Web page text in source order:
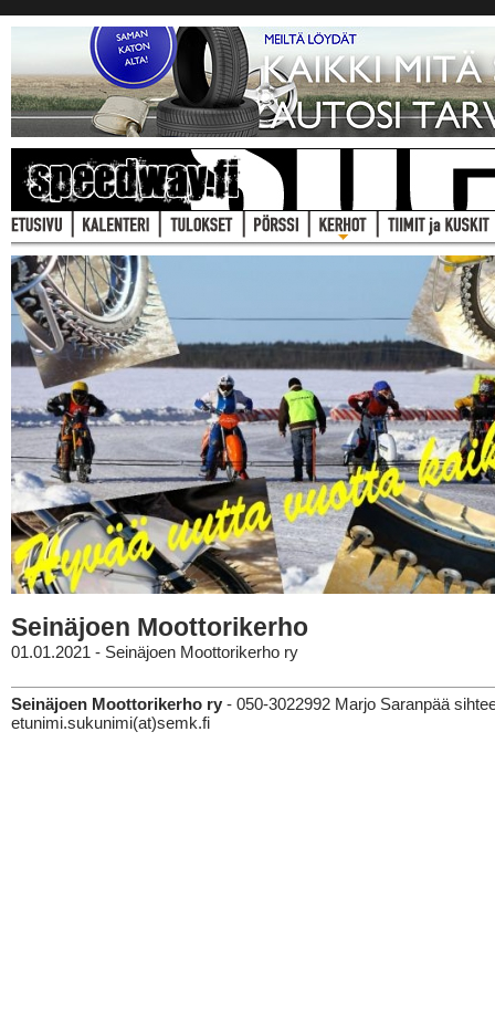
Seinäjoen Moottorikerho
01.01.2021 - Seinäjoen Moottorikerho ry
Seinäjoen Moottorikerho ry - 050-3022992 Marjo Saranpää
etunimi.sukunimi(at)semk.fi